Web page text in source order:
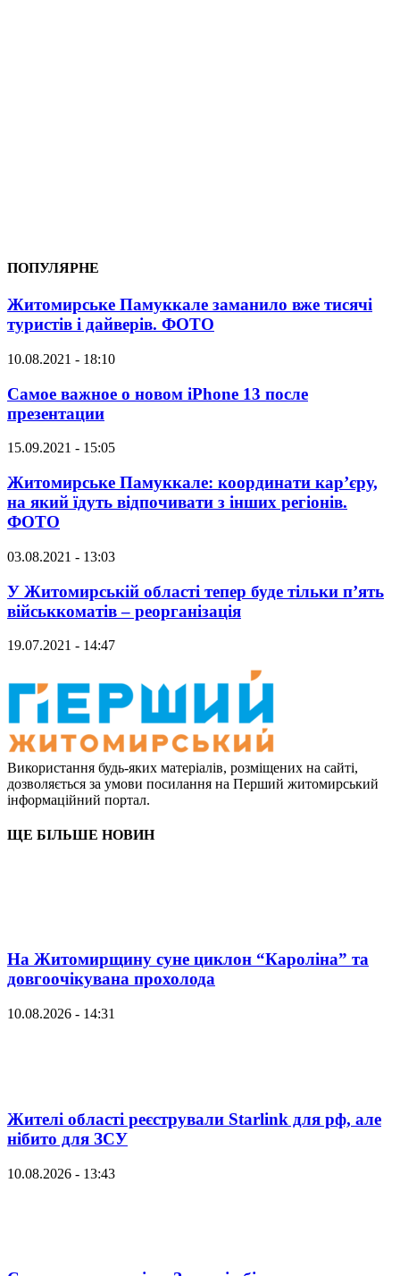
ПОПУЛЯРНЕ
Житомирське Памуккале заманило вже тисячі
туристів і дайверів. ФОТО
10.08.2021 - 18:10
Самое важное о новом iPhone 13 после
презентации
15.09.2021 - 15:05
Житомирське Памуккале: координати кар’єру,
на який їдуть відпочивати з інших регіонів.
ФОТО
03.08.2021 - 13:03
У Житомирській області тепер буде тільки п’ять
військкоматів – реорганізація
19.07.2021 - 14:47
Використання будь-яких матеріалів, розміщених на сайті,
дозволяється за умови посилання на Перший житомирський
інформаційний портал.
ЩЕ БІЛЬШЕ НОВИН
На Житомирщину суне циклон “Кароліна” та
довгоочікувана прохолода
10.08.2026 - 14:31
Жителі області реєстрували Starlink для рф, але
нібито для ЗСУ
10.08.2026 - 13:43